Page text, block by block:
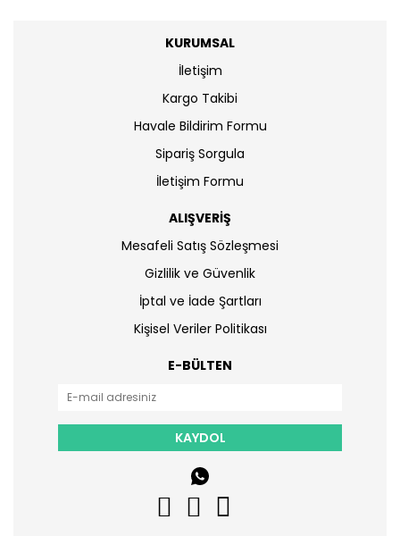
KURUMSAL
İletişim
Kargo Takibi
Havale Bildirim Formu
Sipariş Sorgula
İletişim Formu
ALIŞVERİŞ
Mesafeli Satış Sözleşmesi
Gizlilik ve Güvenlik
İptal ve İade Şartları
Kişisel Veriler Politikası
E-BÜLTEN
KAYDOL